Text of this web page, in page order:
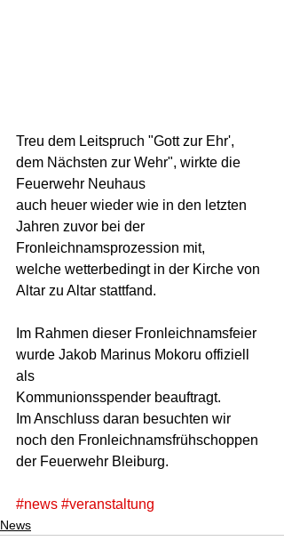
Treu dem Leitspruch "Gott zur Ehr',
dem Nächsten zur Wehr", wirkte die
Feuerwehr Neuhaus
auch heuer wieder wie in den letzten
Jahren zuvor bei der
Fronleichnamsprozession mit,
welche wetterbedingt in der Kirche von
Altar zu Altar stattfand.
Im Rahmen dieser Fronleichnamsfeier
wurde Jakob Marinus Mokoru offiziell
als
Kommunionsspender beauftragt.
Im Anschluss daran besuchten wir
noch den Fronleichnamsfrühschoppen
der Feuerwehr Bleiburg.
#news #veranstaltung
News